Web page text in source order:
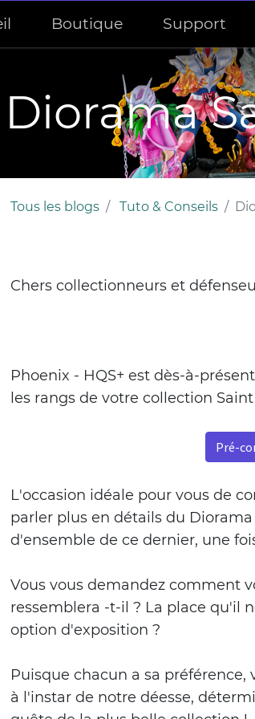
Boutique Support
Diorama
Tous les blogs Tuto & Conseils
Chers collectionneurs et
Phoenix - HQS+ est dès-à-
les rangs de votre collection Saint
Pré-
L'occasion idéale pour vous de
parler plus en détails du
d'ensemble de ce dernier, une
Vous vous demandez comment
ressemblera -t-il ? La place qu'il
option d'exposition ?
Puisque chacun a sa
à l'instar de notre déesse,